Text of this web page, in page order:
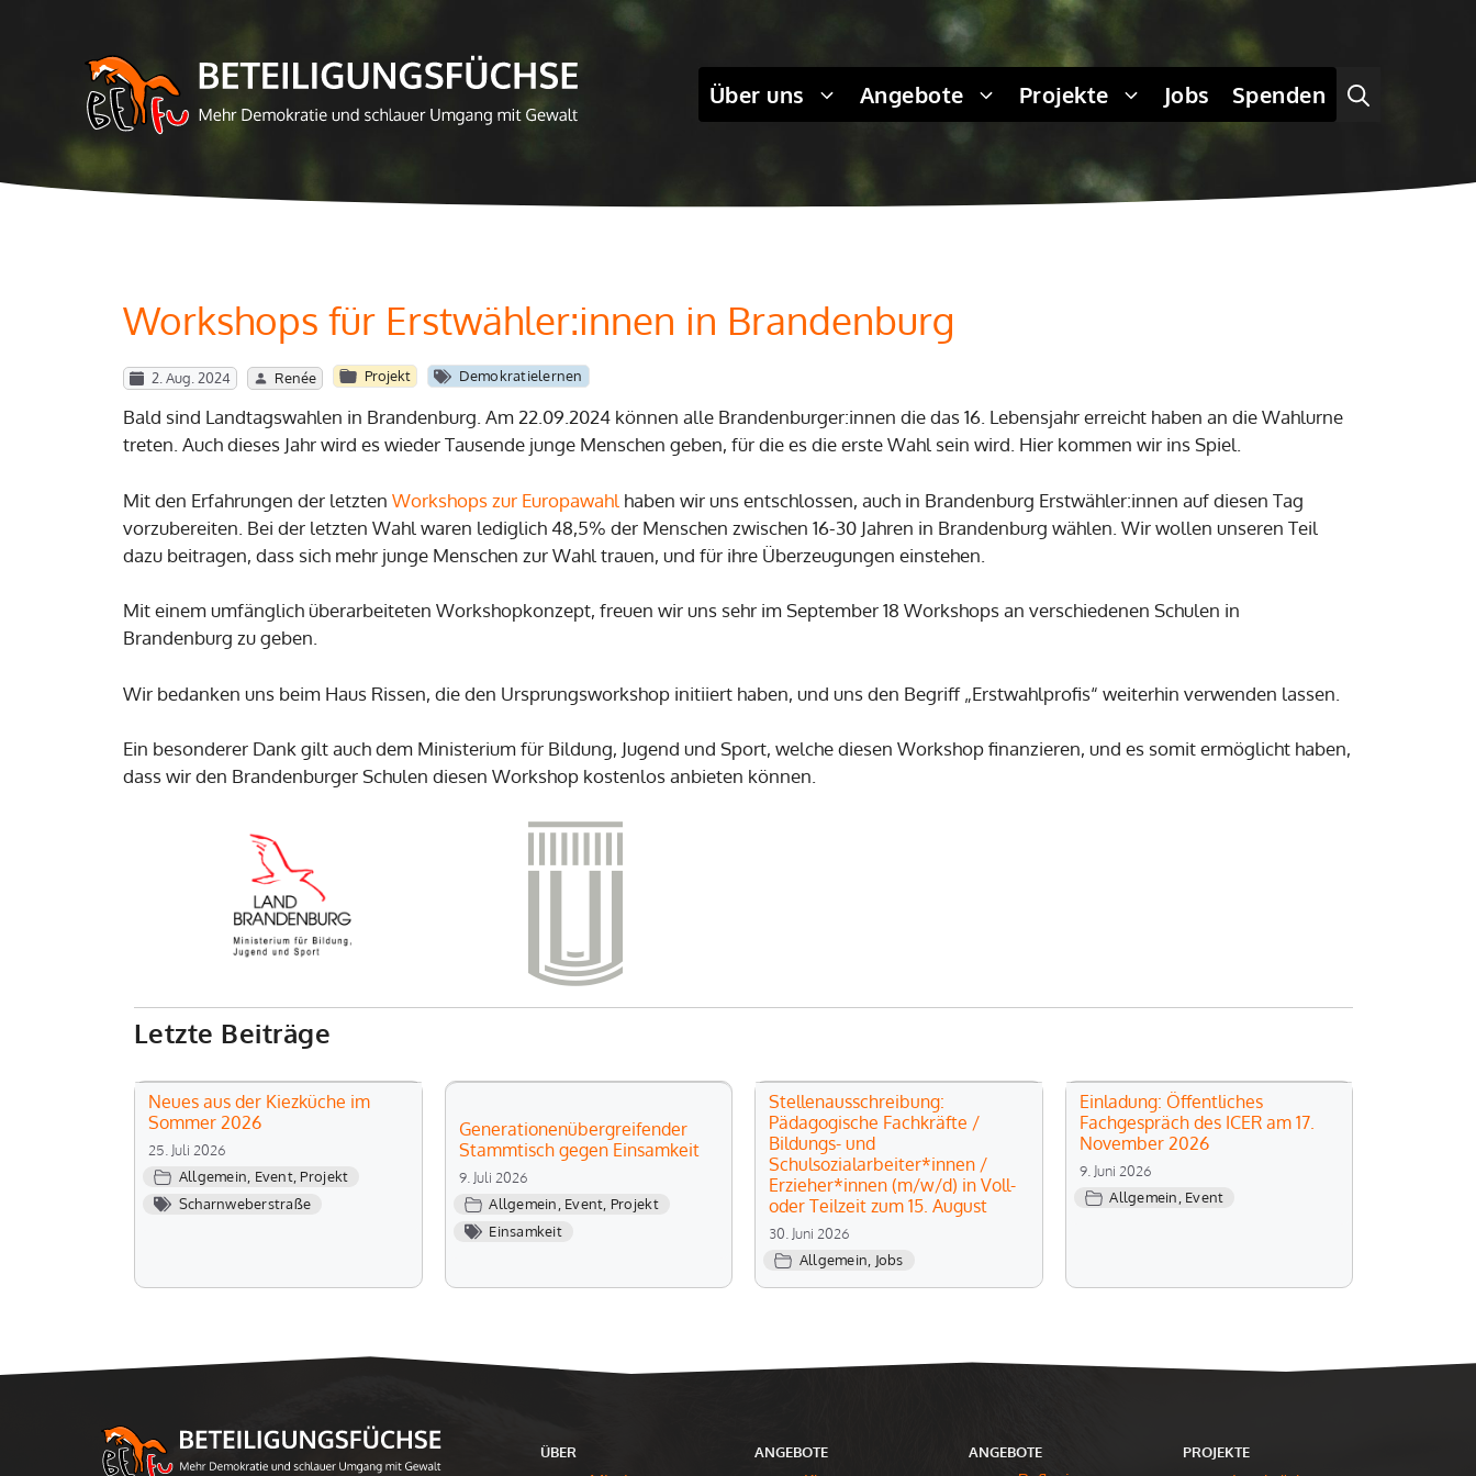
Über uns Angebote Projekte Jobs Spenden
Workshops für Erstwähler:innen in Brandenburg
2. Aug. 2024 Renée Projekt Demokratielernen
Bald sind Landtagswahlen in Brandenburg. Am 22.09.2024 können alle Brandenburger:innen die das 16. Lebensjahr erreicht haben an die Wahlurne
treten. Auch dieses Jahr wird es wieder Tausende junge Menschen geben, für die es die erste Wahl sein wird. Hier kommen wir ins Spiel.
Mit den Erfahrungen der letzten Workshops zur Europawahl haben wir uns entschlossen, auch in Brandenburg Erstwähler:innen auf diesen Tag
vorzubereiten. Bei der letzten Wahl waren lediglich 48,5% der Menschen zwischen 16-30 Jahren in Brandenburg wählen. Wir wollen unseren Teil
dazu beitragen, dass sich mehr junge Menschen zur Wahl trauen, und für ihre Überzeugungen einstehen.
Mit einem umfänglich überarbeiteten Workshopkonzept, freuen wir uns sehr im September 18 Workshops an verschiedenen Schulen in
Brandenburg zu geben.
Wir bedanken uns beim Haus Rissen, die den Ursprungsworkshop initiiert haben, und uns den Begriff „Erstwahlprofis“ weiterhin verwenden lassen.
Ein besonderer Dank gilt auch dem Ministerium für Bildung, Jugend und Sport, welche diesen Workshop finanzieren, und es somit ermöglicht haben,
dass wir den Brandenburger Schulen diesen Workshop kostenlos anbieten können.
Letzte Beiträge
Neues aus der Kiezküche im
Sommer 2026
25. Juli 2026
Allgemein Event, Projekt
Scharnweberstraße
Generationenübergreifender
Stammtisch gegen Einsamkeit
9. Juli 2026
Allgemein Event Projekt
Einsamkeit
Stellenausschreibung:
Pädagogische Fachkräfte /
Bildungs- und
Schulsozialarbeiter*innen /
Erzieher*innen (m/w/d) in Voll-
oder Teilzeit zum 15. August
30. Juni 2026
Allgemein Jobs
Einladung: Öffentliches
Fachgespräch des ICER am 17.
November 2026
9. Juni 2026
Allgemein Event
ÜBER ANGEBOTE ANGEBOTE PROJEKTE